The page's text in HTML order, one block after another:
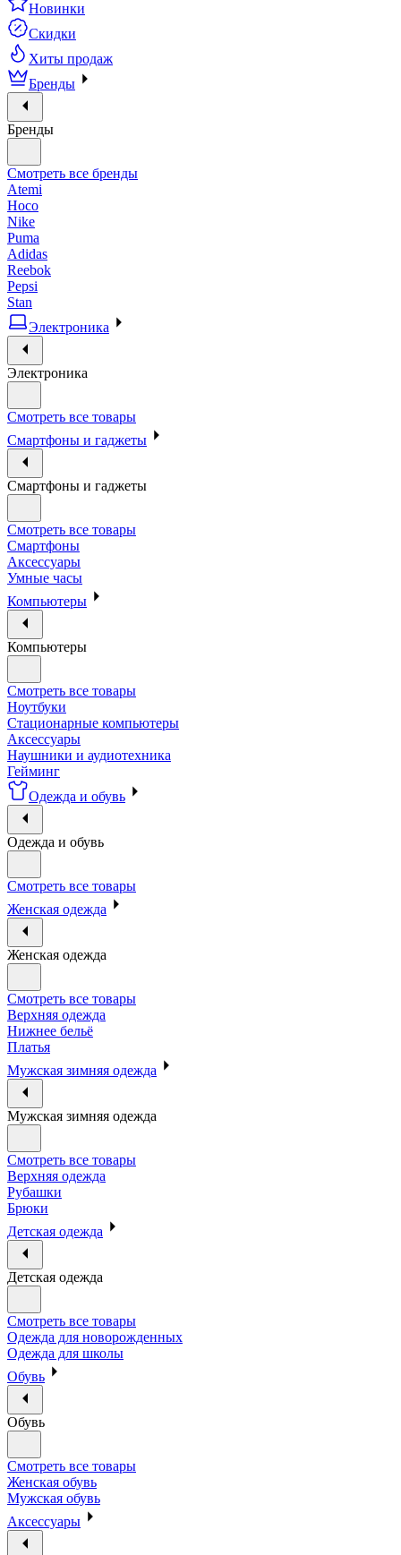
Новинки
Скидки
Хиты продаж
Бренды
Бренды
Смотреть все бренды
Atemi
Hoco
Nike
Puma
Adidas
Reebok
Pepsi
Stan
Электроника
Электроника
Смотреть все товары
Смартфоны и гаджеты
Смартфоны и гаджеты
Смотреть все товары
Смартфоны
Аксессуары
Умные часы
Компьютеры
Компьютеры
Смотреть все товары
Ноутбуки
Стационарные компьютеры
Аксессуары
Наушники и аудиотехника
Гейминг
Одежда и обувь
Одежда и обувь
Смотреть все товары
Женская одежда
Женская одежда
Смотреть все товары
Верхняя одежда
Нижнее бельё
Платья
Мужская зимняя одежда
Мужская зимняя одежда
Смотреть все товары
Верхняя одежда
Рубашки
Брюки
Детская одежда
Детская одежда
Смотреть все товары
Одежда для новорожденных
Одежда для школы
Обувь
Обувь
Смотреть все товары
Женская обувь
Мужская обувь
Аксессуары